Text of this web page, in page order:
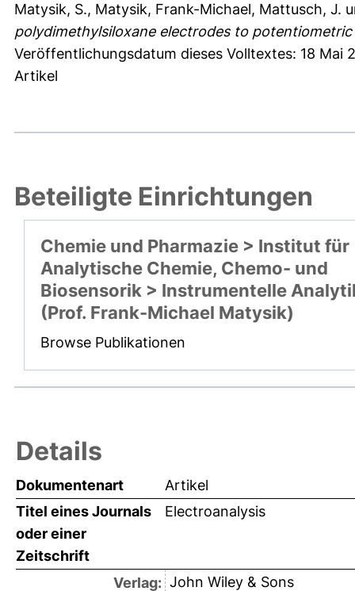
Matysik, S., Matysik, Frank-Michael, Mattusch, J.
polydimethylsiloxane electrodes to
Veröffentlichungsdatum dieses Volltextes: 18 Mai
Artikel
Beteiligte Einrichtungen
Chemie und Pharmazie > Institut für
Analytische Chemie, Chemo- und
Biosensorik > Instrumentelle
(Prof. Frank-Michael Matysik)
Browse Publikationen
Details
Dokumentenart
Artikel
Titel eines Journals
oder einer
Zeitschrift
Electroanalysis
Verlag: John Wiley & Sons